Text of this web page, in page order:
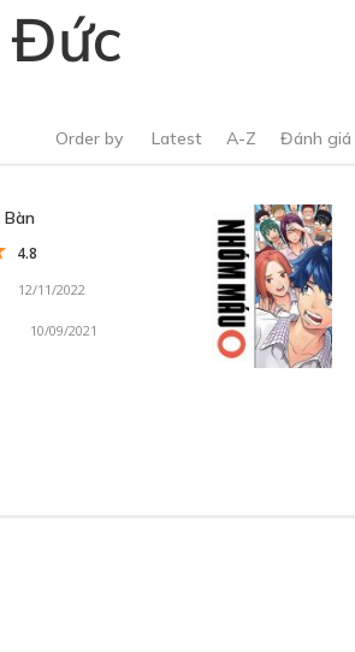
Đức
Order by Latest A-Z Đánh giá
Bàn
4.8
12/11/2022
10/09/2021